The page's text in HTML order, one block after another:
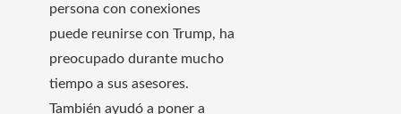
persona con conexiones
puede reunirse con Trump, ha
preocupado durante mucho
tiempo a sus asesores.
También ayudó a poner a